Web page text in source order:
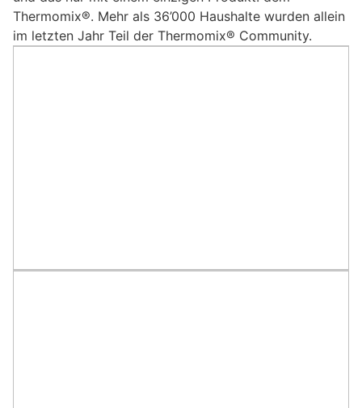
Thermomix®. Mehr als 36’000 Haushalte wurden allein
im letzten Jahr Teil der Thermomix® Community.